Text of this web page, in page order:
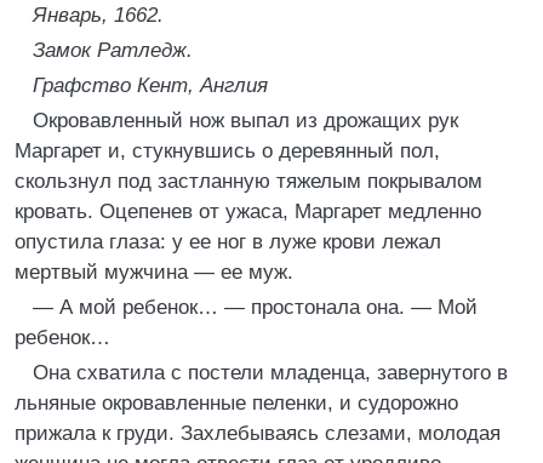
Январь, 1662.
Замок Ратледж.
Графство Кент, Англия
Окровавленный нож выпал из дрожащих рук
Маргарет и, стукнувшись о деревянный пол,
скользнул под застланную тяжелым покрывалом
кровать. Оцепенев от ужаса, Маргарет медленно
опустила глаза: у ее ног в луже крови лежал
мертвый мужчина — ее муж.
— А мой ребенок… — простонала она. — Мой
ребенок…
Она схватила с постели младенца, завернутого в
льняные окровавленные пеленки, и судорожно
прижала к груди. Захлебываясь слезами, молодая